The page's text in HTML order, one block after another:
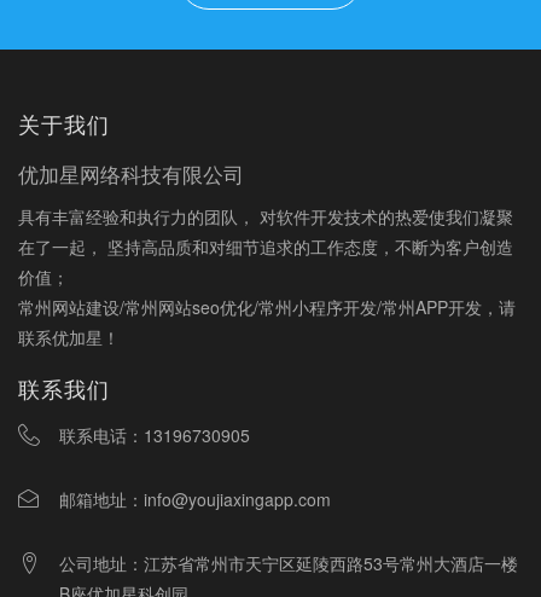
关于我们
优加星网络科技有限公司
具有丰富经验和执行力的团队， 对软件开发技术的热爱使我们凝聚
在了一起， 坚持高品质和对细节追求的工作态度，不断为客户创造
价值；
常州网站建设/常州网站seo优化/常州小程序开发/常州APP开发，请
联系优加星！
联系我们
联系电话： 13196730905
邮箱地址： info@youjiaxingapp.com
公司地址：江苏省常州市天宁区延陵西路53号常州大酒店一楼